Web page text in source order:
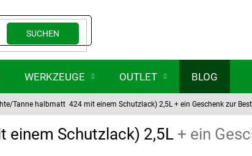
SUCHEN
WERKZEUGE OUTLET BLOG
Tanne halbmatt 424 mit einem Schutzlack) 2,5L+ ein Geschenk zur
einem Schutzlack) 2,5L + ein